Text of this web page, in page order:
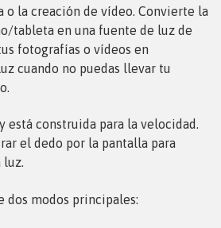
o la creación de vídeo. Convierte la
tableta en una fuente de luz de
fotografías o vídeos en
cuando no puedas llevar tu
está construida para la velocidad.
el dedo por la pantalla para
luz.
dos modos principales: